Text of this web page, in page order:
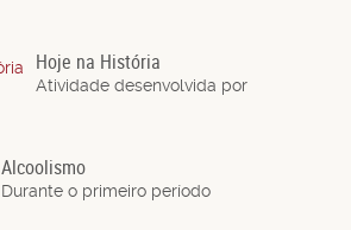
Hoje na História
Atividade desenvolvida por
Alcoolismo
Durante o primeiro período